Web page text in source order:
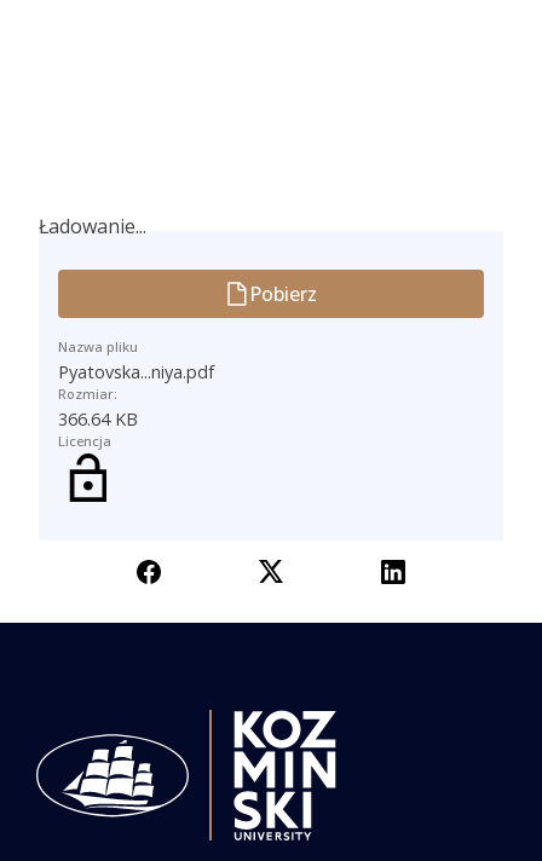
Ładowanie...
Ładowanie...
Pobierz
Nazwa pliku
Pyatovska...niya.pdf
Rozmiar:
366.64 KB
Licencja